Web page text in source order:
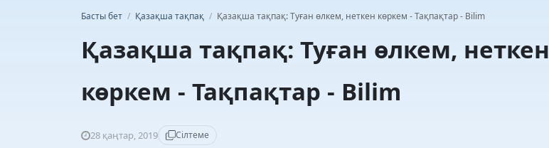
Басты бет / Қазақша тақпақ / Қазақша тақпақ: Туған өлкем, неткен көркем - Тақпақтар - Bilim
Қазақша тақпақ: Туған өлкем, неткен
көркем - Тақпақтар - Bilim
28 қаңтар, 2019 Сілтеме